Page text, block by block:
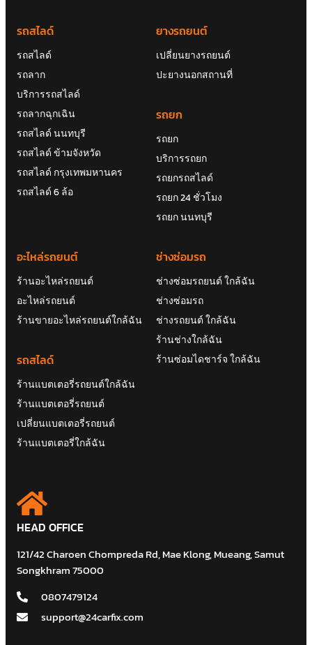
รถสไลด์
รถสไลด์
รถลาก
บริการรถสไลด์
รถลากฉุกเฉิน
รถสไลด์ นนทบุรี
รถสไลด์ ข้ามจังหวัด
รถสไลด์ กรุงเทพมหานคร
รถสไลด์ 6 ล้อ
ยางรถยนต์
เปลี่ยนยางรถยนต์
ปะยางนอกสถานที่
รถยก
รถยก
บริการรถยก
รถยกรถสไลด์
รถยก 24 ชั่วโมง
รถยก นนทบุรี
อะไหล่รถยนต์
ร้านอะไหล่รถยนต์
อะไหล่รถยนต์
ร้านขายอะไหล่รถยนต์ใกล้ฉัน
รถสไลด์
ร้านแบตเตอรี่รถยนต์ใกล้ฉัน
ร้านแบตเตอรี่รถยนต์
เปลี่ยนแบตเตอรี่รถยนต์
ร้านแบตเตอรี่ใกล้ฉัน
ช่างซ่อมรถ
ช่างซ่อมรถยนต์ ใกล้ฉัน
ช่างซ่อมรถ
ช่างรถยนต์ ใกล้ฉัน
ร้านช่างใกล้ฉัน
ร้านซ่อมไดชาร์จ ใกล้ฉัน
HEAD OFFICE
121/42 Charoen Chompreda Rd, Mae Klong, Mueang, Samut
Songkhram 75000
0807479124
support@24carfix.com